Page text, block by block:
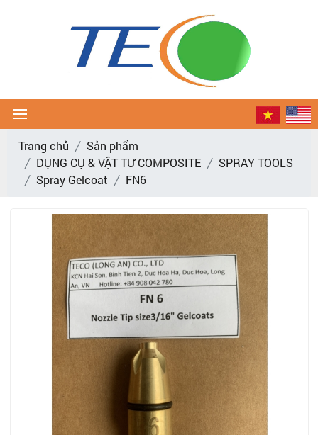
Trang chủ
Sản phẩm
DỤNG CỤ & VẬT TƯ COMPOSITE
SPRAY TOOLS
Spray Gelcoat
FN6